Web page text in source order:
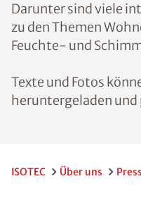
Darunter sind viele
zu den Themen
Feuchte- und
Texte und Fotos
heruntergeladen
ISOTEC Über uns